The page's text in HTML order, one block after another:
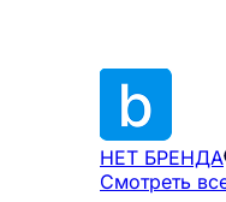
НЕТ БРЕНДА
Смотреть